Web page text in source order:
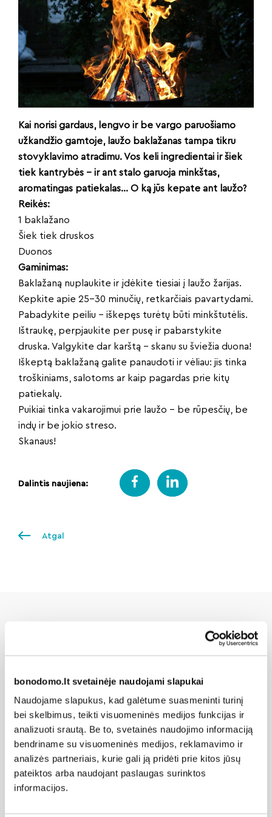
bonodomo.lt svetainėje naudojami slapukai
Naudojame slapukus, kad galėtume suasmeninti turinį
bei skelbimus, teikti visuomeninės medijos funkcijas ir
analizuoti srautą. Be to, svetainės naudojimo informaciją
bendriname su visuomeninės medijos, reklamavimo ir
analizės partneriais, kurie gali ją pridėti prie kitos jūsų
pateiktos arba naudojant paslaugas surinktos
informacijos.
Kai norisi gardaus, lengvo ir be vargo paruošiamo
užkandžio gamtoje, laužo baklažanas tampa tikru
stovyklavimo atradimu. Vos keli ingredientai ir šiek
tiek kantrybės – ir ant stalo garuoja minkštas,
aromatingas patiekalas… O ką jūs kepate ant laužo?
Reikės:
1 baklažano
Šiek tiek druskos
Duonos
Gaminimas:
Baklažaną nuplaukite ir įdėkite tiesiai į laužo žarijas.
Kepkite apie 25–30 minučių, retkarčiais pavartydami.
Pabadykite peiliu – iškepęs turėtų būti minkštutėlis.
Ištraukę, perpjaukite per pusę ir pabarstykite
druska. Valgykite dar karštą – skanu su šviežia duona!
Iškeptą baklažaną galite panaudoti ir vėliau: jis tinka
troškiniams, salotoms ar kaip pagardas prie kitų
patiekalų.
Puikiai tinka vakarojimui prie laužo – be rūpesčių, be
indų ir be jokio streso.
Skanaus!
Dalintis naujiena:
Atgal
Susijusios naujienos
" loading="lazy"/>